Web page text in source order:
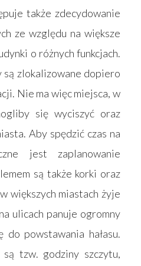
także zdecydowanie
ze względu na większe
o różnych funkcjach.
są zlokalizowane dopiero
Nie ma więc miejsca, w
się wyciszyć oraz
Aby spędzić czas na
jest zaplanowanie
są także korki oraz
większych miastach żyje
ulicach panuje ogromny
do powstawania hałasu.
tzw. godziny szczytu,